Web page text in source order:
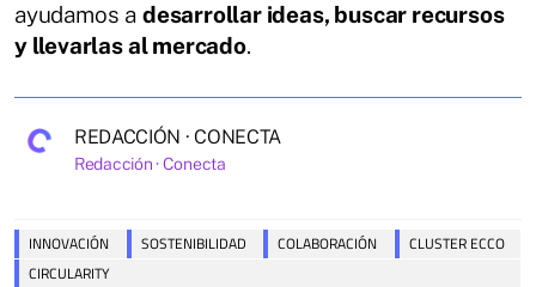
ayudamos a desarrollar ideas, buscar recursos
y llevarlas al mercado.
REDACCIÓN · CONECTA
Redacción · Conecta
INNOVACIÓN SOSTENIBILIDAD COLABORACIÓN
CLUSTER ECCO
CIRCULARITY